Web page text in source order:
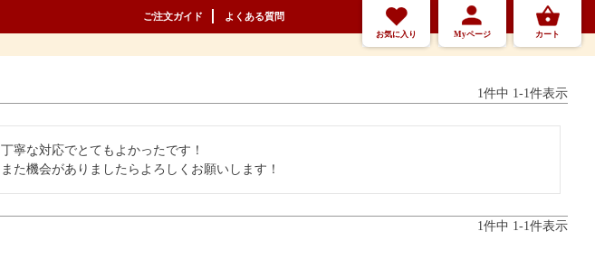
ご注文ガイド よくある質問
お気に入り Myページ カート
1件中 1-1件表示
丁寧な対応でとてもよかったです！
また機会がありましたらよろしくお願いします！
1件中 1-1件表示